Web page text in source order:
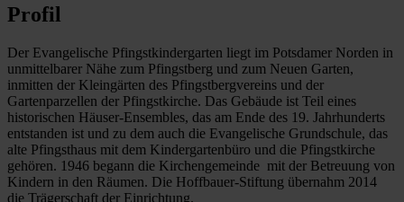
Profil
Der Evangelische Pfingstkindergarten liegt im Potsdamer Norden in
unmittelbarer Nähe zum Pfingstberg und zum Neuen Garten,
inmitten der Kleingärten des Pfingstbergvereins und der
Gartenparzellen der Pfingstkirche. Das Gebäude ist Teil eines
historischen Häuser-Ensembles, das am Ende des 19. Jahrhunderts
entstanden ist und zu dem auch die Evangelische Grundschule, das
alte Pfingsthaus mit dem Kindergartenbüro und die Pfingstkirche
gehören. 1946 begann die Kirchengemeinde mit der Betreuung von
Kindern in den Räumen. Die Hoffbauer-Stiftung übernahm 2014
die Trägerschaft der Einrichtung.